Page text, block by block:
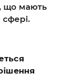
що мають
сфері.